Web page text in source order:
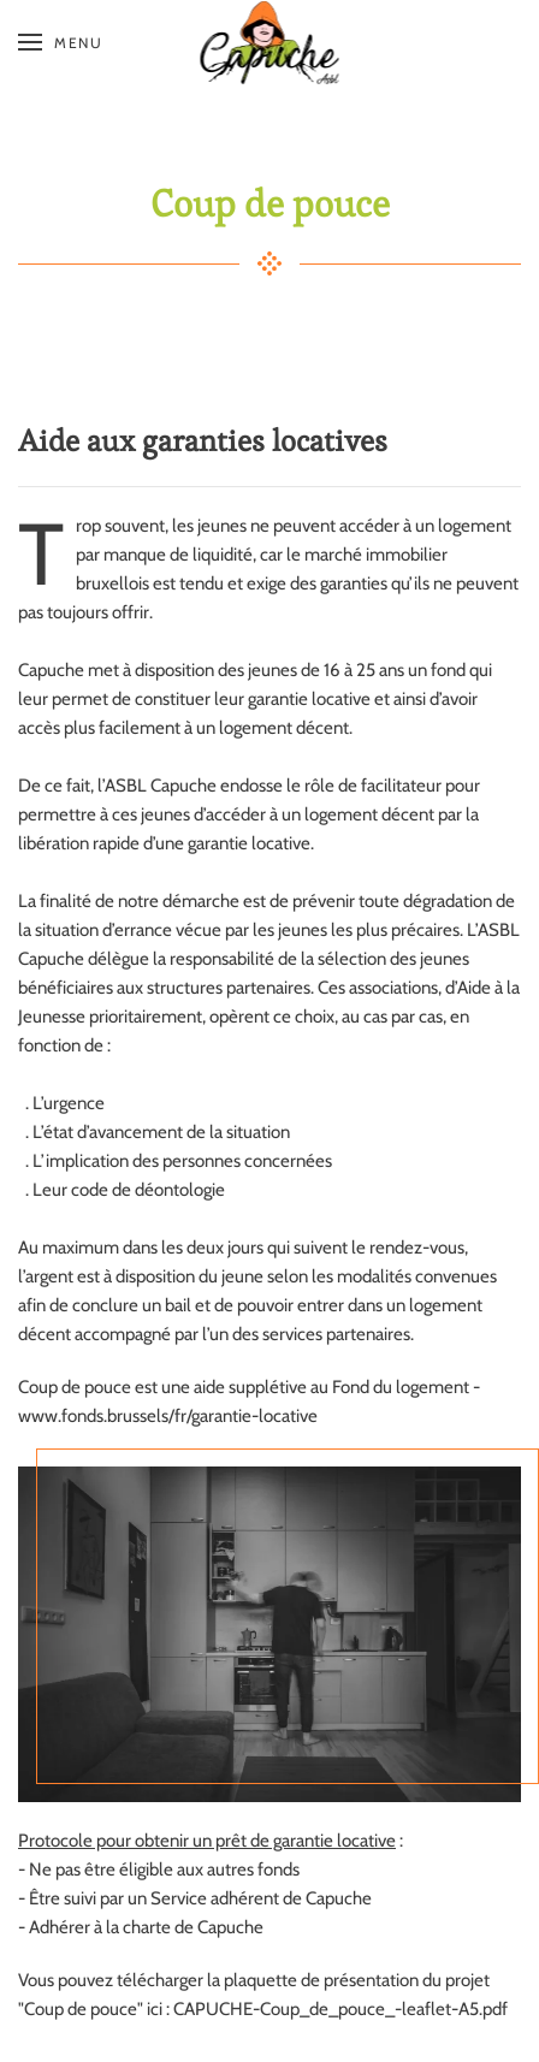
MENU
Coup de pouce
Aide aux garanties locatives
T
rop souvent, les jeunes ne peuvent accéder à un logement
par manque de liquidité, car le marché immobilier
bruxellois est tendu et exige des garanties qu’ils ne peuvent
pas toujours offrir.
Capuche met à disposition des jeunes de 16 à 25 ans un fond qui
leur permet de constituer leur garantie locative et ainsi d’avoir
accès plus facilement à un logement décent.
De ce fait, l’ASBL Capuche endosse le rôle de facilitateur pour
permettre à ces jeunes d’accéder à un logement décent par la
libération rapide d’une garantie locative.
La finalité de notre démarche est de prévenir toute dégradation de
la situation d’errance vécue par les jeunes les plus précaires. L’ASBL
Capuche délègue la responsabilité de la sélection des jeunes
bénéficiaires aux structures partenaires. Ces associations, d’Aide à la
Jeunesse prioritairement, opèrent ce choix, au cas par cas, en
fonction de :
. L’urgence
. L’état d’avancement de la situation
. L’implication des personnes concernées
. Leur code de déontologie
Au maximum dans les deux jours qui suivent le rendez-vous,
l’argent est à disposition du jeune selon les modalités convenues
afin de conclure un bail et de pouvoir entrer dans un logement
décent accompagné par l’un des services partenaires.
Coup de pouce est une aide supplétive au Fond du logement -
www.fonds.brussels/fr/garantie-locative
Protocole pour obtenir un prêt de garantie locative:
- Ne pas être éligible aux autres fonds
- Être suivi par un Service adhérent de Capuche
- Adhérer à la charte de Capuche
Vous pouvez télécharger la plaquette de présentation du projet
"Coup de pouce" ici :CAPUCHE-Coup_de_pouce_-leaflet-A5.pdf